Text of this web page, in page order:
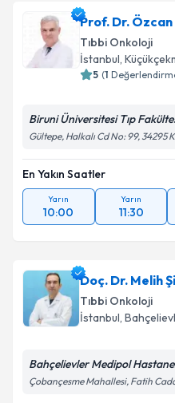
Prof. Dr. Özcan
Tıbbi Onkoloji
İstanbul,
5 (1
Biruni Üniversitesi Tıp
Gültepe, Halkalı Cd No: 99, 34295
En Yakın Saatler
Yarın
10:00
Yarın
11:30
Doç. Dr. Melih
Tıbbi Onkoloji
İstanbul,
Bahçelievler Medipol
Çobançesme Mahallesi, Fatih